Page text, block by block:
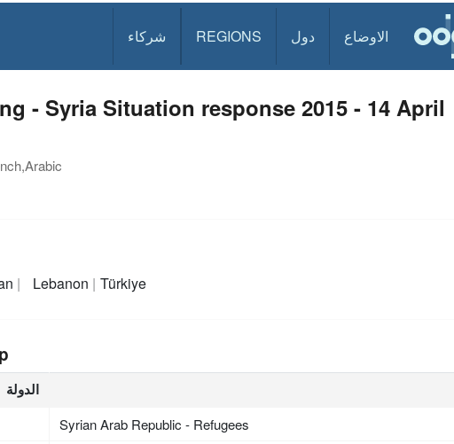
الاوضاع دول REGIONS شركاء
- Syria Situation response 2015 - 14 April
Lebanon Türkiye
الدولة
Syrian Arab Republic - Refugees